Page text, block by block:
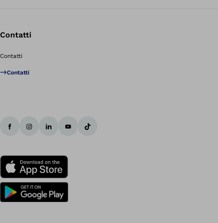
Contatti
Contatti
Contatti